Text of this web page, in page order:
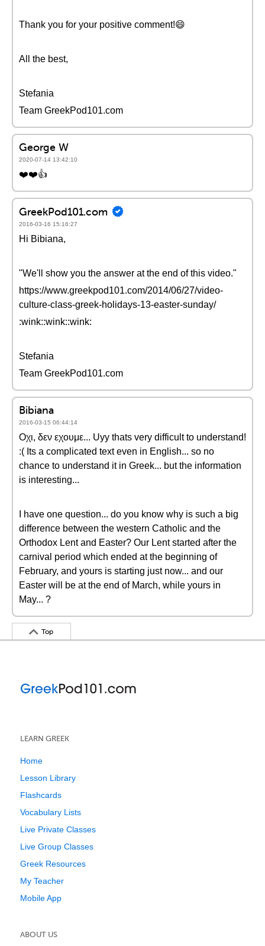
Thank you for your positive comment!😄
All the best,
Stefania
Team GreekPod101.com
George W
2020-07-14 13:42:10
❤️️❤️️👍
GreekPod101.com
2016-03-16 15:16:27
Hi Bibiana,
"We'll show you the answer at the end of this video."
https://www.greekpod101.com/2014/06/27/video-
culture-class-greek-holidays-13-easter-sunday/
:wink::wink::wink:
Stefania
Team GreekPod101.com
Bibiana
2016-03-15 06:44:14
Οχι, δεν εχουμε... Uyy thats very difficult to understand!
:( Its a complicated text even in English... so no
chance to understand it in Greek... but the information
is interesting...
I have one question... do you know why is such a big
difference between the western Catholic and the
Orthodox Lent and Easter? Our Lent started after the
carnival period which ended at the beginning of
February, and yours is starting just now... and our
Easter will be at the end of March, while yours in
May... ?
Top
LEARN GREEK
Home
Lesson Library
Flashcards
Vocabulary Lists
Live Private Classes
Live Group Classes
Greek Resources
My Teacher
Mobile App
ABOUT US